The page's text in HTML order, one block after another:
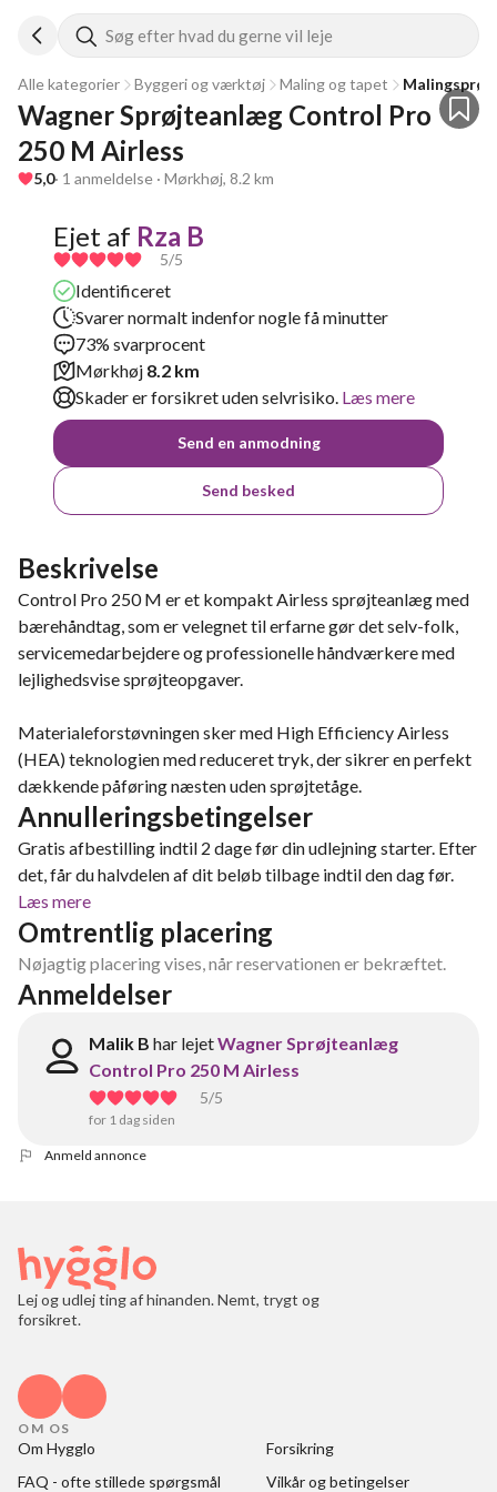
Søg efter hvad du gerne vil leje
Alle kategorier Byggeri og værktøj Maling og tapet
Wagner Sprøjteanlæg Control Pro
250 M Airless
5,0· 1 anmeldelse · Mørkhøj, 8.2 km
Ejet af Rza B
5/5
Identificeret
Svarer normalt indenfor nogle få minutter
73% svarprocent
Mørkhøj 8.2 km
Skader er forsikret uden selvrisiko. Læs mere
Send en anmodning
Send besked
Beskrivelse
Control Pro 250 M er et kompakt Airless sprøjteanlæg med
bærehåndtag, som er velegnet til erfarne gør det selv-folk,
servicemedarbejdere og professionelle håndværkere med
lejlighedsvise sprøjteopgaver.
Materialeforstøvningen sker med High Efficiency Airless
(HEA) teknologien med reduceret tryk, der sikrer en perfekt
dækkende påføring næsten uden sprøjtetåge.
Annulleringsbetingelser
Gratis afbestilling indtil 2 dage før din udlejning starter. Efter
det, får du halvdelen af dit beløb tilbage indtil den dag før.
Læs mere
Omtrentlig placering
Nøjagtig placering vises, når reservationen er bekræftet.
Anmeldelser
Malik B har lejetWagner Sprøjteanlæg
Control Pro 250 M Airless
5/5
for 1 dag siden
Anmeld annonce
Lej og udlej ting af hinanden. Nemt, trygt og
forsikret.
OM OS
Om Hygglo
Forsikring
FAQ - ofte stillede spørgsmål
Vilkår og betingelser